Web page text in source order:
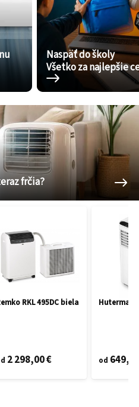
Naspäť do školy
Všetko za najlepšie
frčia?
RKL 495DC biela
2 298,00 €
Hutermann
od